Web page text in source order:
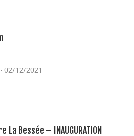
02/12/2021
Bessée – INAUGURATION